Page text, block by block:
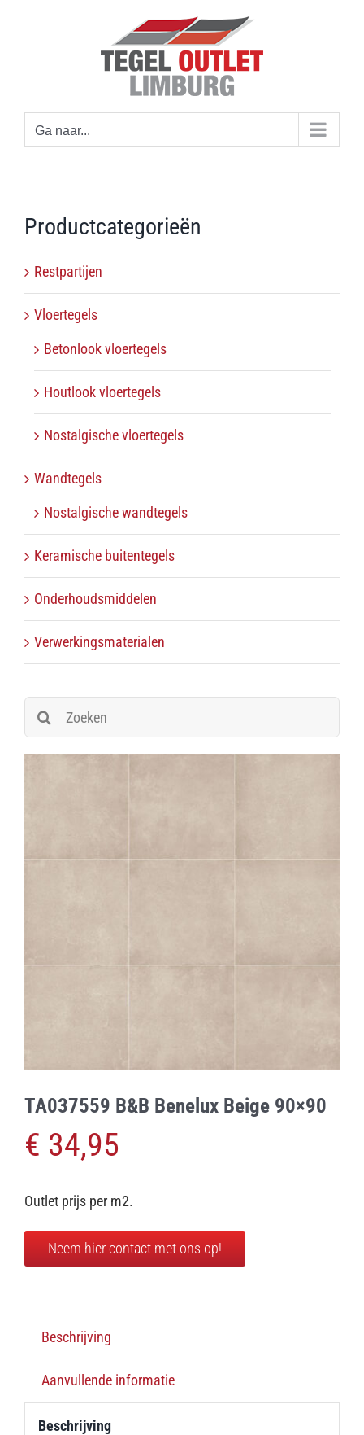
Ga naar...
Productcategorieën
Restpartijen
Vloertegels
Betonlook vloertegels
Houtlook vloertegels
Nostalgische vloertegels
Wandtegels
Nostalgische wandtegels
Keramische buitentegels
Onderhoudsmiddelen
Verwerkingsmaterialen
Zoeken
naar:
TA037559 B&B Benelux Beige 90×90
€ 34,95
Outlet prijs per m2.
Neem hier contact met ons op!
Beschrijving
Aanvullende informatie
Beschrijving